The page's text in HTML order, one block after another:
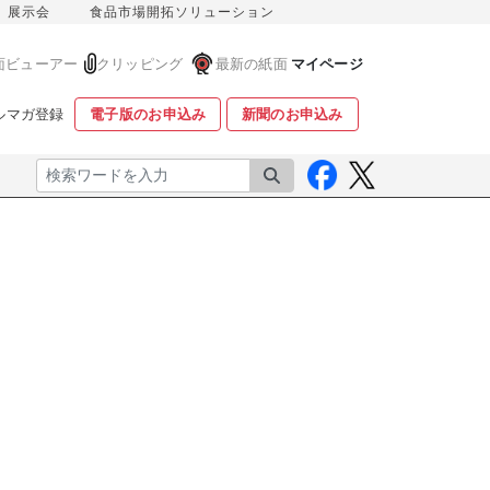
展示会 食品市場開拓ソリューション
ビューアー クリッピング 最新の紙面 マイページ
マガ登録 電子版のお申込み 新聞のお申込み
検索